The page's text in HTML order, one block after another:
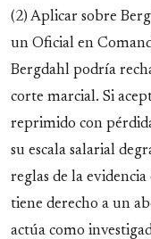
(2) Aplicar sobre
un Oficial en
Bergdahl podría
corte marcial. Si
reprimido con
su escala salarial
reglas de la
tiene derecho a un
actúa como